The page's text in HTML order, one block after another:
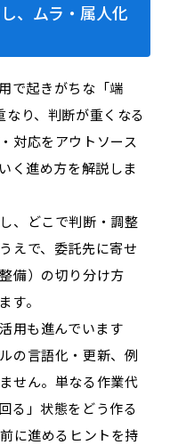
、ムラ・属人化
で起きがちな「端
り、判断が重くなる
対応をアウトソース
く進め方を解説しま
、どこで判断・調整
えで、委託先に寄せ
備）の切り分け方
す。
用も進んでいます
の言語化・更新、例
せん。単なる作業代
る」状態をどう作る
に進めるヒントを持